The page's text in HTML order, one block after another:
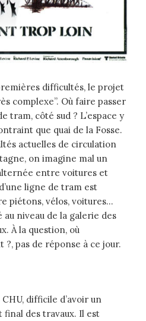
difficultés, le projet
complexe”. Où faire passer
tram, côté sud ? L’espace y
que quai de la Fosse.
actuelles de circulation
on imagine mal un
entre voitures et
ligne de tram est
piétons, vélos, voitures…
au niveau de la galerie des
À la question, où
pas de réponse à ce jour.
difficile d’avoir un
final des travaux. Il est